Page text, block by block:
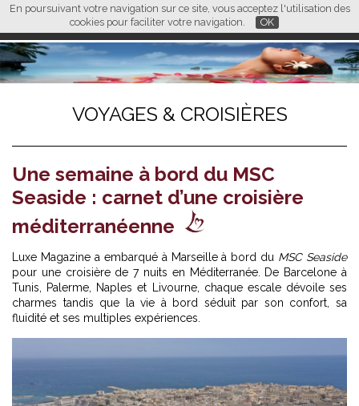
En poursuivant votre navigation sur ce site, vous acceptez l'utilisation des
cookies pour faciliter votre navigation.
OK
FR EN CN
L M
VOYAGES & CROISIÈRES
Une semaine à bord du MSC
Seaside : carnet d’une croisière
méditerranéenne
Luxe Magazine a embarqué à Marseille à bord du MSC Seaside
pour une croisière de 7 nuits en Méditerranée. De Barcelone à
Tunis, Palerme, Naples et Livourne, chaque escale dévoile ses
charmes tandis que la vie à bord séduit par son confort, sa
fluidité et ses multiples expériences.